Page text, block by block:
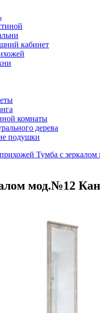
кабинет
комнаты
дерева
подушки
Тумба с
мод.№12